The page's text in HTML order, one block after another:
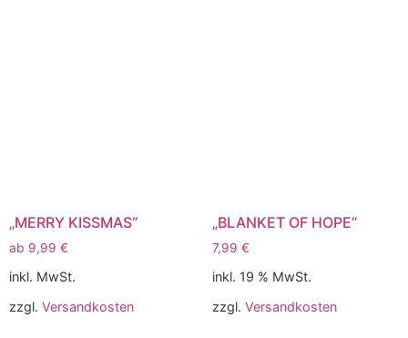
„MERRY KISSMAS“
ab 9,99 €
inkl. MwSt.
zzgl. Versandkosten
„BLANKET OF HOPE“
7,99 €
inkl. 19 % MwSt.
zzgl. Versandkosten